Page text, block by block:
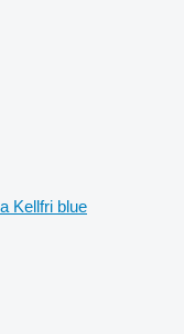
Kellfri blue